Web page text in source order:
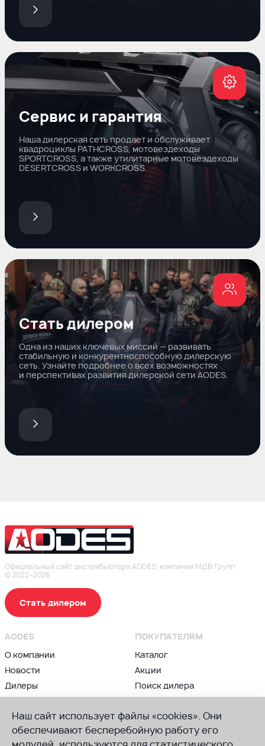
Сервис и гарантия
Наша дилерская сеть продает и обслуживает
квадроциклы PATHCROSS, мотовездеходы
SPORTCROSS, а также утилитарные мотовездеходы
DESERTCROSS и WORKCROSS.
Стать дилером
Одна из наших ключевых миссий — развивать
стабильную и конкурентноспособную дилерскую
сеть. Узнайте подробнее о всех возможностях
и перспективах развития дилерской сети AODES.
Наш сайт использует файлы «cookies». Они
обеспечивают бесперебойную работу его
Официальный сайт дистрибьютора AODES, компании МДВ Групп
© 2022–2026
AODES
О компании
Новости
Дилеры
Контакты
ПОКУПАТЕЛЯМ
Каталог
Акции
Поиск дилера
Блог
ВЛАДЕЛЬЦАМ
Сервис и гарантии
ПРИСОЕДИНЯЙСЯ К AODES
Стать дилером